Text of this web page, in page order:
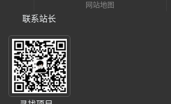
网站地图
联系站长